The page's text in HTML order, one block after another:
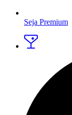
Seja Premium